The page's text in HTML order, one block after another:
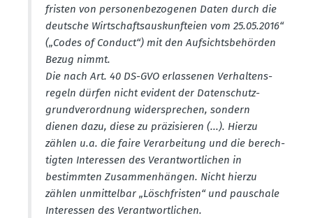
fristen von perso­nen­be­zo­genen Daten durch die
deutsche Wirtschafts­aus­kunf­teien vom 25.05.2016“
(„Codes of Conduct“) mit den Aufsichts­be­hörden
Bezug nimmt.
Die nach Art. 40 DS-GVO erlas­senen Verhal­tens­
regeln dürfen nicht evident der Daten­schutz­
grund­ver­ordnung wider­sprechen, sondern
dienen dazu, diese zu präzi­sieren (...). Hierzu
zählen u.a. die faire Verar­beitung und die berech­
tigten Inter­essen des Verant­wort­lichen in
bestimmten Zusam­men­hängen. Nicht hierzu
zählen unmit­telbar „Lösch­fristen“ und pauschale
Inter­essen des Verant­wort­lichen.